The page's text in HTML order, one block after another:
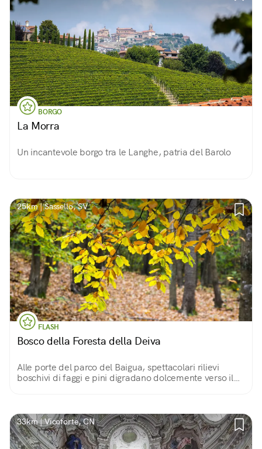
BORGO
La Morra
Un incantevole borgo tra le Langhe, patria del Barolo
25km | Sassello, SV
FLASH
Bosco della Foresta della Deiva
Alle porte del parco del Baigua, spettacolari rilievi
boschivi di faggi e pini digradano dolcemente verso il
33km | Vicoforte, CN